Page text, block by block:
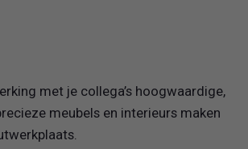
met je collega’s hoogwaardige,
meubels en interieurs maken